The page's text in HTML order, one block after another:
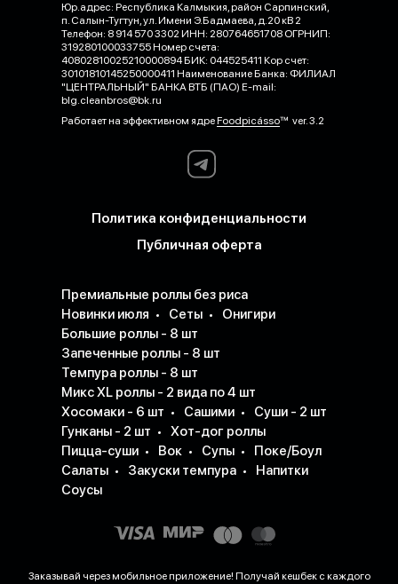
Юр.адрес: Республика Калмыкия, район Сарпинский,
п. Салын-Тугтун, ул. Имени Э.Бадмаева, д.20 кВ 2
Телефон: 8 914 570 3302 ИНН: 280764651708 ОГРНИП:
319280100033755 Номер счета:
40802810025210000894 БИК: 044525411 Кор счет:
30101810145250000411 Наименование Банка: ФИЛИАЛ
"ЦЕНТРАЛЬНЫЙ" БАНКА ВТБ (ПАО) E-mail:
blg.cleanbros@bk.ru
Работает на эффективном ядреFoodpicássover. 3.2
Политика конфиденциальности
Публичная оферта
Премиальные роллы без риса
Новинки июля
Сеты
Онигири
Большие роллы - 8 шт
Запеченные роллы - 8 шт
Темпура роллы - 8 шт
Микс XL роллы - 2 вида по 4 шт
Хосомаки - 6 шт
Сашими
Суши - 2 шт
Гунканы - 2 шт
Хот-дог роллы
Пицца-суши
Вок Супы
Поке/Боул
Салаты
Закуски темпура
Напитки
Соусы
Заказывай через мобильное приложение! Получай кешбек с каждого